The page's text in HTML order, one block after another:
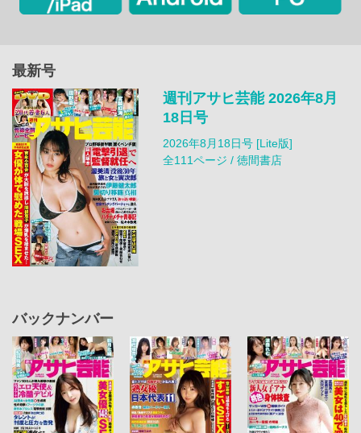
最新号
週刊アサヒ芸能 2026年8月
18日号
2026年8月18日号 [Lite版]
全111ページ / 徳間書店
バックナンバー